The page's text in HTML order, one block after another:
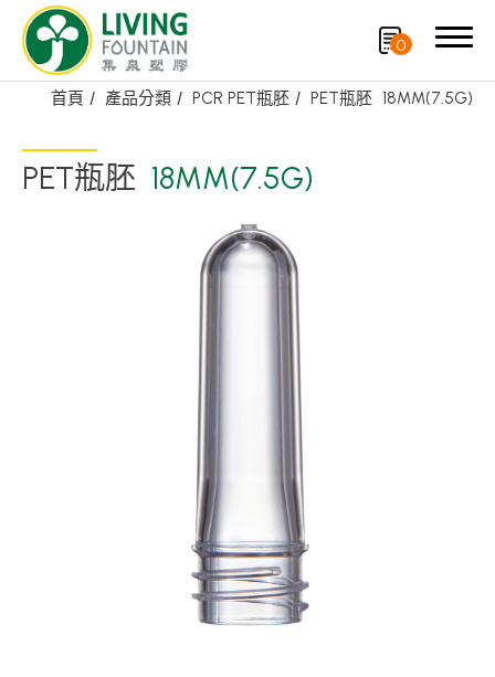
0
首頁 產品分類 PCR PET瓶胚 PET瓶胚 18MM(7.5G)
PET瓶胚 18MM(7.5G)
真空瓶/乳霜罐/肥皂盒
噴霧頭/隨身瓶/滾珠瓶